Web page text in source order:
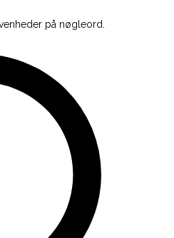
på nøgleord.